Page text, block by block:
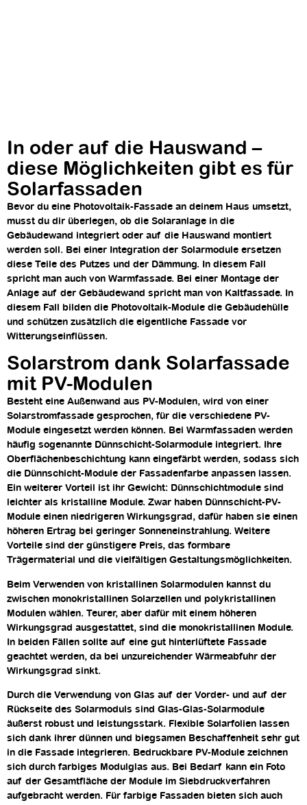
In oder auf die Hauswand –
diese Möglichkeiten gibt es für
Solarfassaden
Bevor du eine Photovoltaik-Fassade an deinem Haus umsetzt,
musst du dir überlegen, ob die Solaranlage in die
Gebäudewand integriert oder auf die Hauswand montiert
werden soll. Bei einer Integration der Solarmodule ersetzen
diese Teile des Putzes und der Dämmung. In diesem Fall
spricht man auch von Warmfassade. Bei einer Montage der
Anlage auf der Gebäudewand spricht man von Kaltfassade. In
diesem Fall bilden die Photovoltaik-Module die Gebäudehülle
und schützen zusätzlich die eigentliche Fassade vor
Witterungseinflüssen.
Solarstrom dank Solarfassade
mit PV-Modulen
Besteht eine Außenwand aus PV-Modulen, wird von einer
Solarstromfassade gesprochen, für die verschiedene PV-
Module eingesetzt werden können. Bei Warmfassaden werden
häufig sogenannte Dünnschicht-Solarmodule integriert. Ihre
Oberflächenbeschichtung kann eingefärbt werden, sodass sich
die Dünnschicht-Module der Fassadenfarbe anpassen lassen.
Ein weiterer Vorteil ist ihr Gewicht: Dünnschichtmodule sind
leichter als kristalline Module. Zwar haben Dünnschicht-PV-
Module einen niedrigeren Wirkungsgrad, dafür haben sie einen
höheren Ertrag bei geringer Sonneneinstrahlung. Weitere
Vorteile sind der günstigere Preis, das formbare
Trägermaterial und die vielfältigen Gestaltungsmöglichkeiten.
Beim Verwenden von kristallinen Solarmodulen kannst du
zwischen monokristallinen Solarzellen und polykristallinen
Modulen wählen. Teurer, aber dafür mit einem höheren
Wirkungsgrad ausgestattet, sind die monokristallinen Module.
In beiden Fällen sollte auf eine gut hinterlüftete Fassade
geachtet werden, da bei unzureichender Wärmeabfuhr der
Wirkungsgrad sinkt.
Durch die Verwendung von Glas auf der Vorder- und auf der
Rückseite des Solarmoduls sind Glas-Glas-Solarmodule
äußerst robust und leistungsstark. Flexible Solarfolien lassen
sich dank ihrer dünnen und biegsamen Beschaffenheit sehr gut
in die Fassade integrieren. Bedruckbare PV-Module zeichnen
sich durch farbiges Modulglas aus. Bei Bedarf kann ein Foto
auf der Gesamtfläche der Module im Siebdruckverfahren
aufgebracht werden. Für farbige Fassaden bieten sich auch